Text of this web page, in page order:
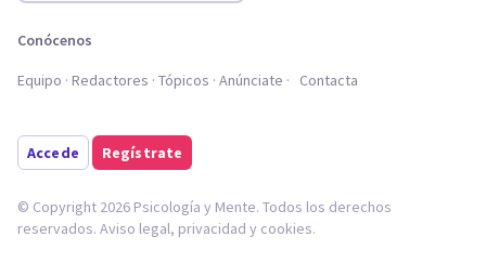
Conócenos
Equipo Redactores Tópicos Anúnciate Contacta
Accede Regístrate
© Copyright 2026 Psicología y Mente. Todos los derechos
reservados. Aviso legal, privacidad y cookies.